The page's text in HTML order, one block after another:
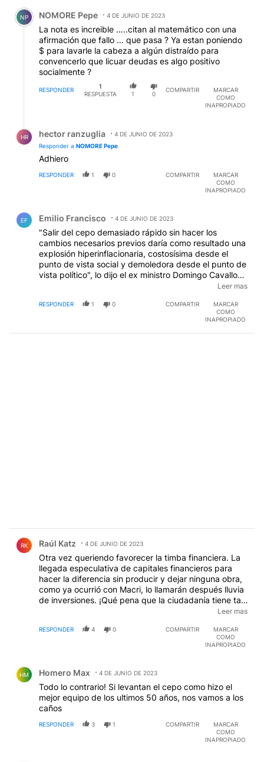
Comentario de NOMORE Pepe.
NP NOMORE Pepe 4 DE JUNIO DE 2023
La nota es increible …..citan al matemático con una
afirmación que fallo … que pasa ? Ya estan poniendo
$ para lavarle la cabeza a algún distraído para
convencerlo que licuar deudas es algo positivo
socialmente ?
RESPONDER
1
RESPUESTA
1 0
COMPARTIR
MARCAR
COMO
INAPROPIADO
HR hector ranzuglia
4 DE JUNIO DE 2023
Responder a NOMORE Pepe
Adhiero
RESPONDER 1 0 COMPARTIR
MARCAR
COMO
INAPROPIADO
EF Emilio Francisco 4 DE JUNIO DE 2023
"Salir del cepo demasiado rápido sin hacer los
cambios necesarios previos daría como resultado una
explosión hiperinflacionaria, costosísima desde el
punto de vista social y demoledora desde el punto de
vista político", lo dijo el ex ministro Domingo Cavallo
votar en vez de hacer tanto vedetismo.
Leer mas
RESPONDER 1 0 COMPARTIR
MARCAR
COMO
INAPROPIADO
RK Raúl Katz 4 DE JUNIO DE 2023
Otra vez queriendo favorecer la timba financiera. La
llegada especulativa de capitales financieros para
hacer la diferencia sin producir y dejar ninguna obra,
como ya ocurrió con Macri, lo llamarán después lluvia
de inversiones. ¡Qué pena que la ciudadanía tiene tan
poca memoria! La actual coyuntura no es ajena a esa
Obviamente que se sumaron otros factores que todos
Leer mas
RESPONDER 4 0 COMPARTIR
MARCAR
COMO
INAPROPIADO
HM Homero Max 4 DE JUNIO DE 2023
Todo lo contrario! Si levantan el cepo como hizo el
mejor equipo de los ultimos 50 años, nos vamos a los
caños
RESPONDER 3 1 COMPARTIR
MARCAR
COMO
INAPROPIADO